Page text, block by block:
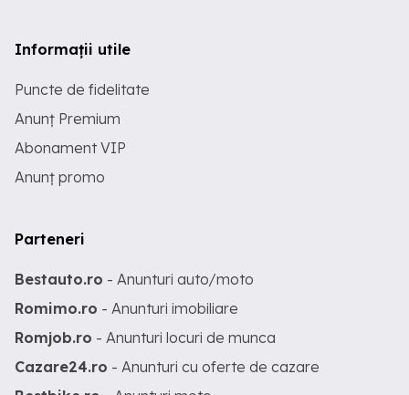
Informații utile
Puncte de fidelitate
Anunț Premium
Abonament VIP
Anunț promo
Parteneri
Bestauto.ro - Anunturi auto/moto
Romimo.ro - Anunturi imobiliare
Romjob.ro - Anunturi locuri de munca
Cazare24.ro - Anunturi cu oferte de cazare